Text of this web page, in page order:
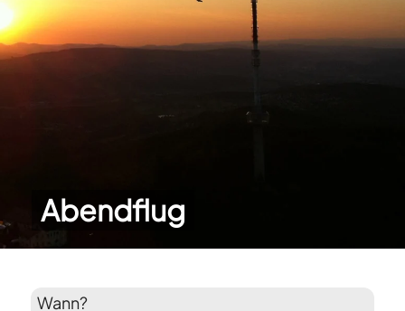
Abendflug
Wann?